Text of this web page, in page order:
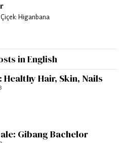
Çiçek: Higanbana
in English
Healthy Hair, Skin, Nails
Gibang Bachelor